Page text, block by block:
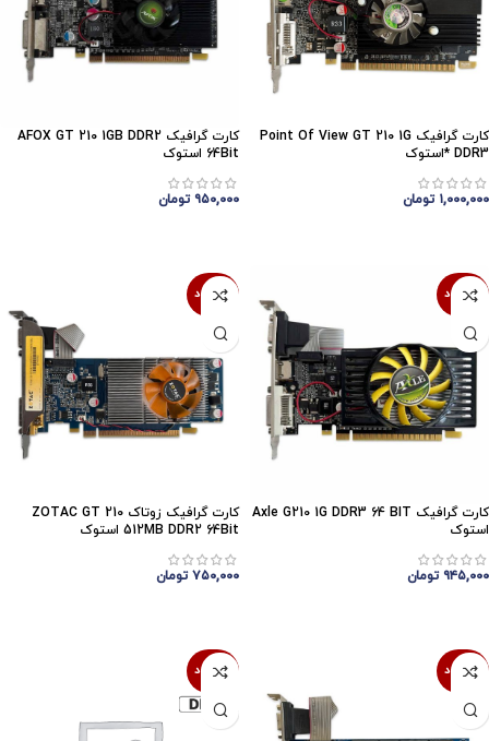
کارت گرافیک Point Of View GT 210 1G
DDR3 *استوک
۱,۰۰۰,۰۰۰ تومان
کارت گرافیک AFOX GT 210 1GB DDR2
64Bit استوک
۹۵۰,۰۰۰ تومان
ناموجود
کارت گرافیک Axle G210 1G DDR3 64 BIT
استوک
۹۴۵,۰۰۰ تومان
ناموجود
کارت گرافیک زوتاک ZOTAC GT 210
512MB DDR2 64Bit استوک
۷۵۰,۰۰۰ تومان
ناموجود ناموجود